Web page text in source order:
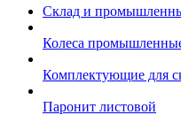
Склад и
Колеса
Комплектующие для
Паронит листовой